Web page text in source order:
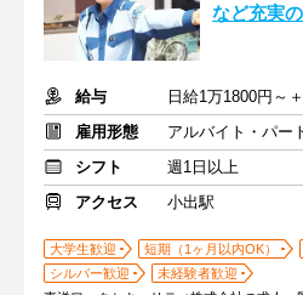
など充実
給与
日給1万1800円～
雇用形態
アルバイト・パー
シフト
週1日以上
アクセス
小出駅
大学生歓迎 短期（1ヶ月以内OK）
シルバー歓迎
未経験者歓迎